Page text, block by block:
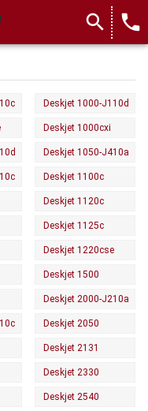
search local_phone
Deskjet 1000-J110d
Deskjet 1000cxi
Deskjet 1050-J410a
Deskjet 1100c
Deskjet 1120c
Deskjet 1125c
Deskjet 1220cse
Deskjet 1500
Deskjet 2000-J210a
Deskjet 2050
Deskjet 2131
Deskjet 2330
Deskjet 2540